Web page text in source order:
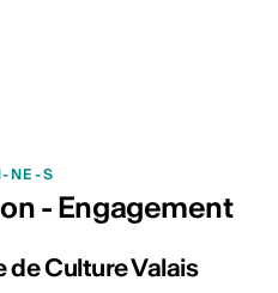
NE-S
- Engagement
Culture Valais